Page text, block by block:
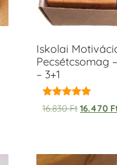
Iskolai
Pecsétcsomag
– 3+1
Értékelés:
5.00
16.830Ft 16.470